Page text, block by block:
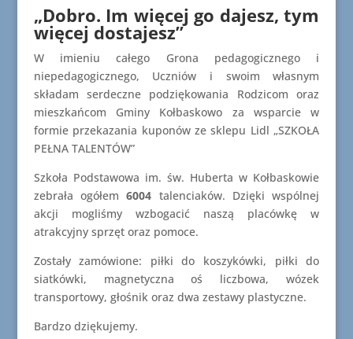
„Dobro. Im więcej go dajesz, tym
więcej dostajesz”
W imieniu całego Grona pedagogicznego i
niepedagogicznego, Uczniów i swoim własnym
składam serdeczne podziękowania Rodzicom oraz
mieszkańcom Gminy Kołbaskowo za wsparcie w
formie przekazania kuponów ze sklepu Lidl „SZKOŁA
PEŁNA TALENTÓW”
Szkoła Podstawowa im. św. Huberta w Kołbaskowie
zebrała ogółem6004 talenciaków. Dzięki wspólnej
akcji mogliśmy wzbogacić naszą placówkę w
atrakcyjny sprzęt oraz pomoce.
Zostały zamówione: piłki do koszykówki, piłki do
siatkówki, magnetyczna oś liczbowa, wózek
transportowy, głośnik oraz dwa zestawy plastyczne.
Bardzo dziękujemy.